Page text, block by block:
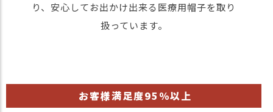
り、安心してお出かけ出来る医療用帽子を取り
扱っています。
お客様満足度95％以上